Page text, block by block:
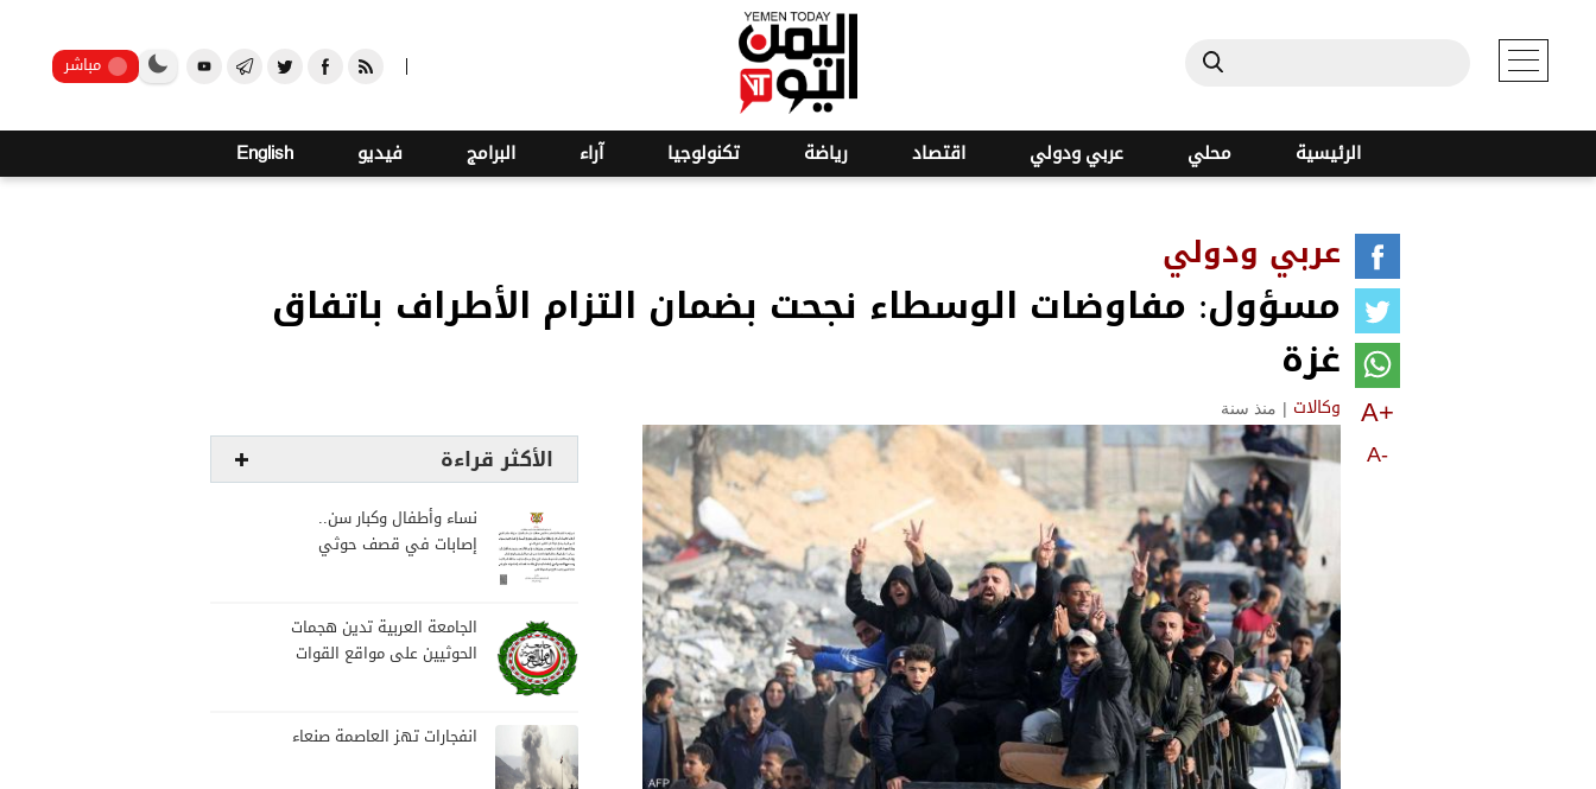
مباشر
الرئيسية محلي عربي ودولي اقتصاد رياضة تكنولوجيا آراء البرامج فيديو English
عربي ودولي
مسؤول: مفاوضات الوسطاء نجحت بضمان التزام الأطراف باتفاق
غزة
وكالات | منذ سنة A+
A- الأكثر قراءة
نساء وأطفال وكبار سن..
إصابات في قصف حوثي
الجامعة العربية تدين هجمات
الحوثيين على مواقع القوات
انفجارات تهز العاصمة صنعاء